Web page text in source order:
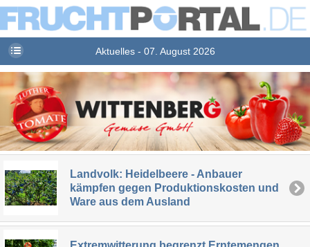
Aktuelles - 07. August 2026
Landvolk: Heidelbeere - Anbauer
kämpfen gegen Produktionskosten und
Ware aus dem Ausland